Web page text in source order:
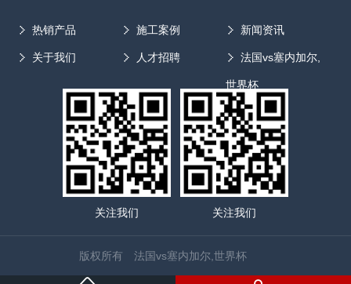
热销产品 施工案例 新闻资讯
关于我们 人才招聘 法国vs塞内加尔,
世界杯
关注我们 关注我们
版权所有 法国vs塞内加尔,世界杯